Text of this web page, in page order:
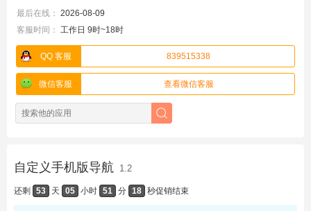
最后在线： 2026-08-09
客服时间： 工作日 9时~18时
QQ 客服 839515338
微信客服 查看微信客服
自定义手机版导航 1.2
还剩 53 天 05 小时 51 分 17 秒促销结束